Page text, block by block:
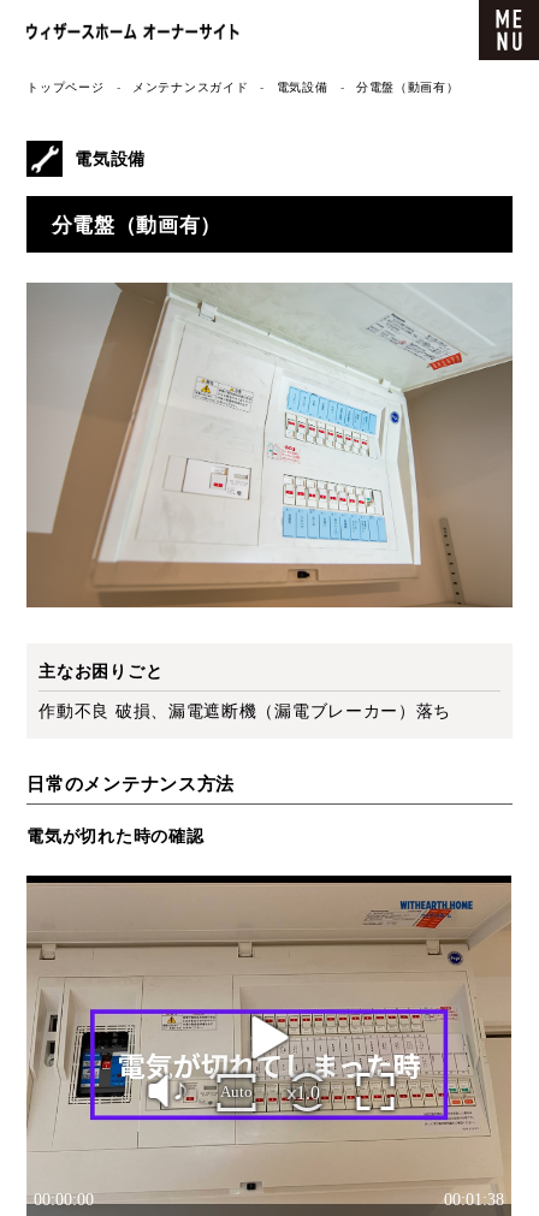
ウィザースホーム オーナーサイト
トップページ メンテナンスガイド 電気設備 分電盤（動画有）
電気設備
分電盤（動画有）
主なお困りごと
作動不良 破損、漏電遮断機（漏電ブレーカー）落ち
日常のメンテナンス方法
電気が切れた時の確認